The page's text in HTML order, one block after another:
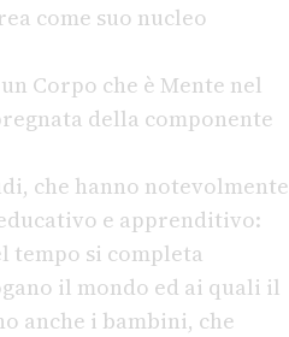
come suo nucleo
Corpo che è Mente nel
della componente
che hanno notevolmente
e apprenditivo:
tempo si completa
il mondo ed ai quali il
anche i bambini, che